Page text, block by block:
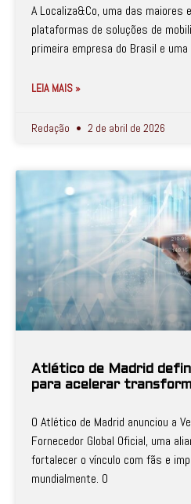
A Localiza&Co, uma das maiores
plataformas de soluções de
primeira empresa do Brasil e
LEIA MAIS »
Redação 2 de abril de 2026
Atlético de Madrid
para acelerar
O Atlético de Madrid anunciou a
Fornecedor Global Oficial, uma
fortalecer o vínculo com fãs e
mundialmente. O